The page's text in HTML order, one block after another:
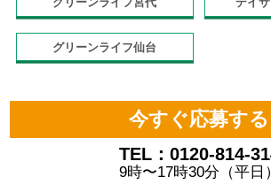
グリーンライフ仙台
今すぐ応募する
TEL：0120-814-
9時〜17時30分（平日）